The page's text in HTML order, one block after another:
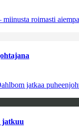
roimasti
jatkaa
jatkuu